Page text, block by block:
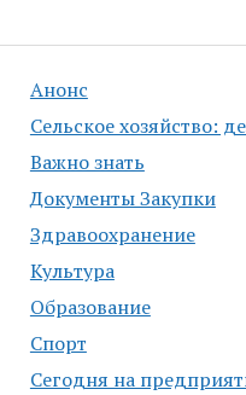
Анонс
Сельское хозяйство:
Важно знать
Документы Закупки
Здравоохранение
Культура
Образование
Спорт
Сегодня на